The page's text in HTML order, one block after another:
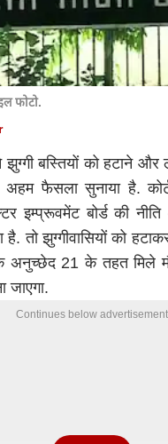
फोटो.
झुग्गी बस्तियों को हटाने
फैसला सुनाया है.
इम्प्रूवमेंट बोर्ड की
है. तो झुग्गीवासियों को
अनुच्छेद 21 के तहत मिले
जाएगा.
Continues below advertisement